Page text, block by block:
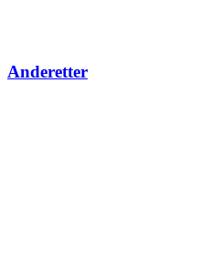
Anderetter